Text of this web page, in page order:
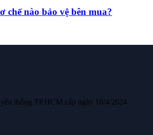
chế nào bảo vệ bên mua?
thông TP.HCM cấp ngày 10/4/2024